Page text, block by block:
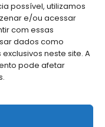
possível, utilizamos
e/ou acessar
com essas
dados como
neste site. A
pode afetar